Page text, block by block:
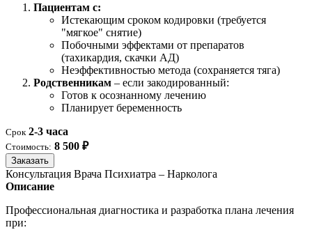
Пациентам с:
Истекающим сроком кодировки (требуется
"мягкое" снятие)
Побочными эффектами от препаратов
(тахикардия, скачки АД)
Неэффективностью метода (сохраняется тяга)
Родственникам – если закодированный:
Готов к осознанному лечению
Планирует беременность
Срок 2-3 часа
Стоимость: 8 500 ₽
Заказать
Консультация Врача Психиатра – Нарколога
Описание
Профессиональная диагностика и разработка плана лечения
при: